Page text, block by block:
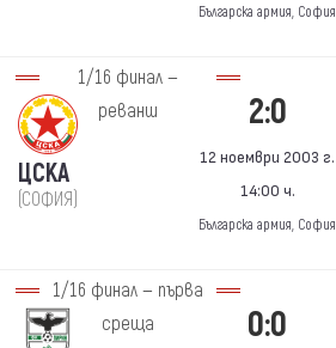
Българска армия, София
1/16 финал —
реванш
ЦСКА
(СОФИЯ)
2:0
12 ноември 2003 г.
14:00 ч.
Българска армия, София
1/16 финал — първа
среща
0:0